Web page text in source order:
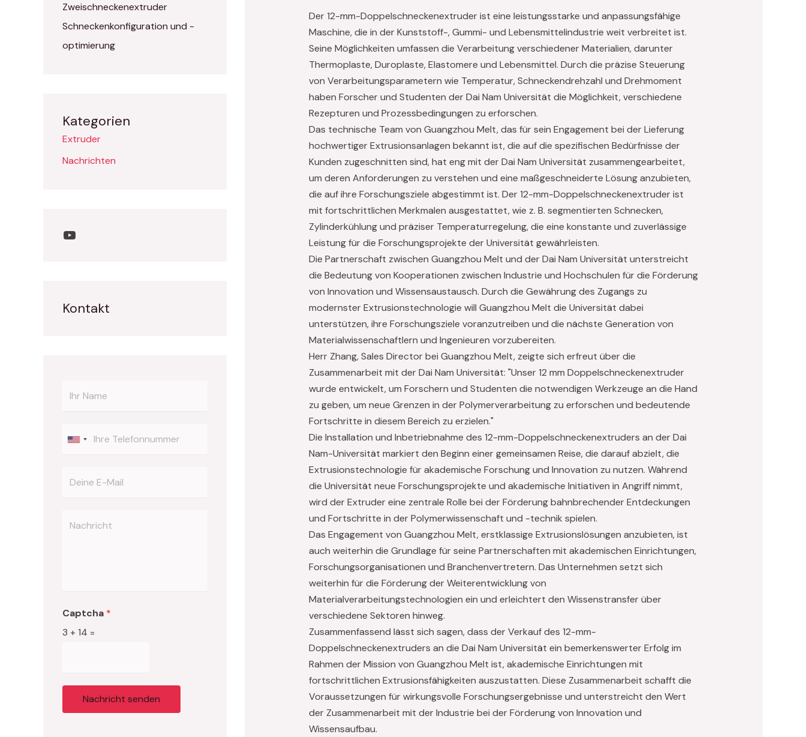
Zweischneckenextruder
Schneckenkonfiguration und -
optimierung
Kategorien
Extruder
Nachrichten
Kontakt
Captcha *
3 +14 =
Nachricht senden
Der 12-mm-Doppelschneckenextruder ist eine leistungsstarke und anpassungsfähige
Maschine, die in der Kunststoff-, Gummi- und Lebensmittelindustrie weit verbreitet ist.
Seine Möglichkeiten umfassen die Verarbeitung verschiedener Materialien, darunter
Thermoplaste, Duroplaste, Elastomere und Lebensmittel. Durch die präzise Steuerung
von Verarbeitungsparametern wie Temperatur, Schneckendrehzahl und Drehmoment
haben Forscher und Studenten der Dai Nam Universität die Möglichkeit, verschiedene
Rezepturen und Prozessbedingungen zu erforschen.
Das technische Team von Guangzhou Melt, das für sein Engagement bei der Lieferung
hochwertiger Extrusionsanlagen bekannt ist, die auf die spezifischen Bedürfnisse der
Kunden zugeschnitten sind, hat eng mit der Dai Nam Universität zusammengearbeitet,
um deren Anforderungen zu verstehen und eine maßgeschneiderte Lösung anzubieten,
die auf ihre Forschungsziele abgestimmt ist. Der 12-mm-Doppelschneckenextruder ist
mit fortschrittlichen Merkmalen ausgestattet, wie z. B. segmentierten Schnecken,
Zylinderkühlung und präziser Temperaturregelung, die eine konstante und zuverlässige
Leistung für die Forschungsprojekte der Universität gewährleisten.
Die Partnerschaft zwischen Guangzhou Melt und der Dai Nam Universität unterstreicht
die Bedeutung von Kooperationen zwischen Industrie und Hochschulen für die Förderung
von Innovation und Wissensaustausch. Durch die Gewährung des Zugangs zu
modernster Extrusionstechnologie will Guangzhou Melt die Universität dabei
unterstützen, ihre Forschungsziele voranzutreiben und die nächste Generation von
Materialwissenschaftlern und Ingenieuren vorzubereiten.
Herr Zhang, Sales Director bei Guangzhou Melt, zeigte sich erfreut über die
Zusammenarbeit mit der Dai Nam Universität: "Unser 12 mm Doppelschneckenextruder
wurde entwickelt, um Forschern und Studenten die notwendigen Werkzeuge an die Hand
zu geben, um neue Grenzen in der Polymerverarbeitung zu erforschen und bedeutende
Fortschritte in diesem Bereich zu erzielen."
Die Installation und Inbetriebnahme des 12-mm-Doppelschneckenextruders an der Dai
Nam-Universität markiert den Beginn einer gemeinsamen Reise, die darauf abzielt, die
Extrusionstechnologie für akademische Forschung und Innovation zu nutzen. Während
die Universität neue Forschungsprojekte und akademische Initiativen in Angriff nimmt,
wird der Extruder eine zentrale Rolle bei der Förderung bahnbrechender Entdeckungen
und Fortschritte in der Polymerwissenschaft und -technik spielen.
Das Engagement von Guangzhou Melt, erstklassige Extrusionslösungen anzubieten, ist
auch weiterhin die Grundlage für seine Partnerschaften mit akademischen Einrichtungen,
Forschungsorganisationen und Branchenvertretern. Das Unternehmen setzt sich
weiterhin für die Förderung der Weiterentwicklung von
Materialverarbeitungstechnologien ein und erleichtert den Wissenstransfer über
verschiedene Sektoren hinweg.
Zusammenfassend lässt sich sagen, dass der Verkauf des 12-mm-
Doppelschneckenextruders an die Dai Nam Universität ein bemerkenswerter Erfolg im
Rahmen der Mission von Guangzhou Melt ist, akademische Einrichtungen mit
fortschrittlichen Extrusionsfähigkeiten auszustatten. Diese Zusammenarbeit schafft die
Voraussetzungen für wirkungsvolle Forschungsergebnisse und unterstreicht den Wert
der Zusammenarbeit mit der Industrie bei der Förderung von Innovation und
Wissensaufbau.